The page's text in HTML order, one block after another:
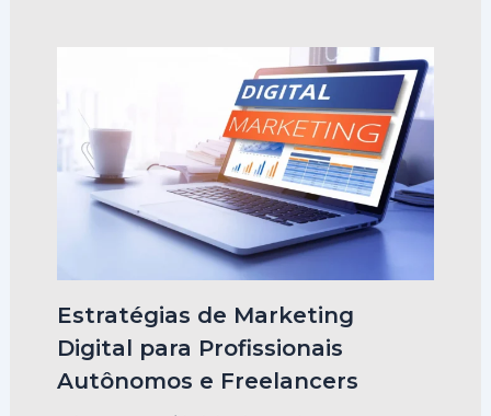
Estratégias de Marketing
Digital para Profissionais
Autônomos e Freelancers